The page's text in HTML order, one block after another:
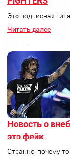
Это подписная
Читать далее
Новость о
это фейк
Странно, почему